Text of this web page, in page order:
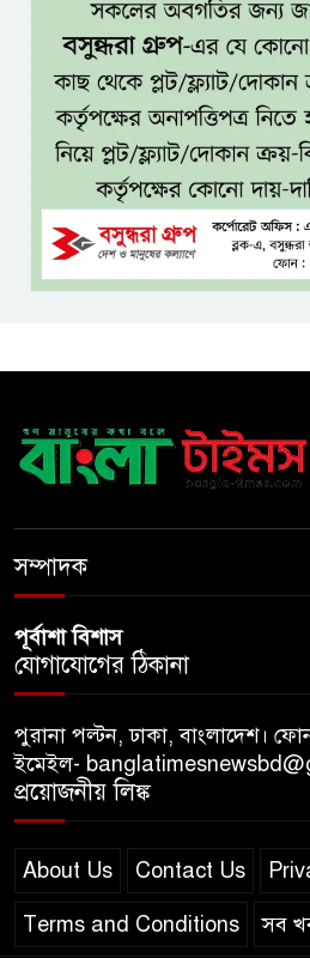
মাকে
মোড়ানো
পা
কম
নারীদের
পরামর্শ
ব্যবহৃত
ভুলেও
সম্পাদক
পূর্বাশা বিশাস
যোগাযোগের ঠিকানা
পুরানা পল্টন, ঢাকা, বাংলাদেশ।
ইমেইল-
প্রয়োজনীয় লিঙ্ক
About Us Contact Us
Terms and Conditions সব